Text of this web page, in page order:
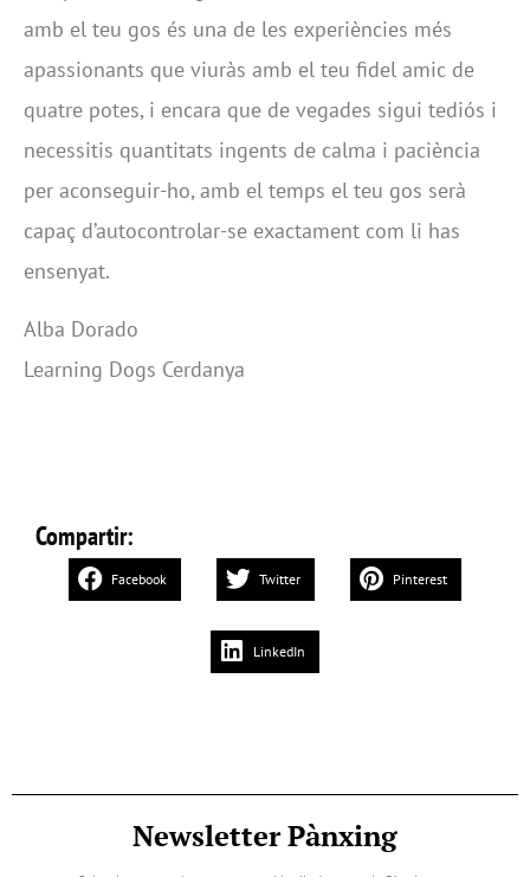
amb el teu gos és una de les experiències més
apassionants que viuràs amb el teu fidel amic de
quatre potes, i encara que de vegades sigui tediós i
necessitis quantitats ingents de calma i paciència
per aconseguir-ho, amb el temps el teu gos serà
capaç d’autocontrolar-se exactament com li has
ensenyat.
Alba Dorado
Learning Dogs Cerdanya
Compartir:
Facebook Twitter Pinterest
LinkedIn
Newsletter Pànxing